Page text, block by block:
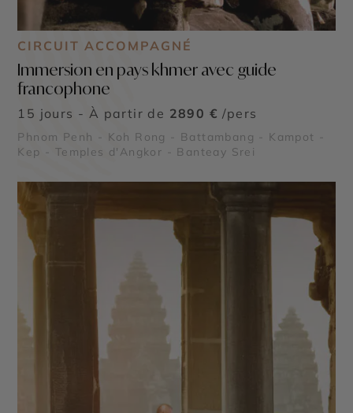
CIRCUIT ACCOMPAGNÉ
Immersion en pays khmer avec guide
francophone
15 jours - À partir de 2890 € /pers
Phnom Penh - Koh Rong - Battambang - Kampot -
Kep - Temples d'Angkor - Banteay Srei